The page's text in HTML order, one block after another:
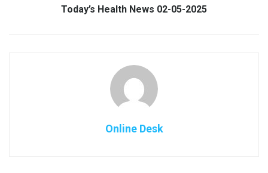
Today’s Health News 02-05-2025
Online Desk